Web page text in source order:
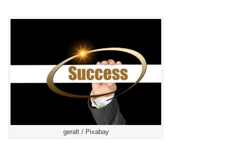
geralt / Pixabay